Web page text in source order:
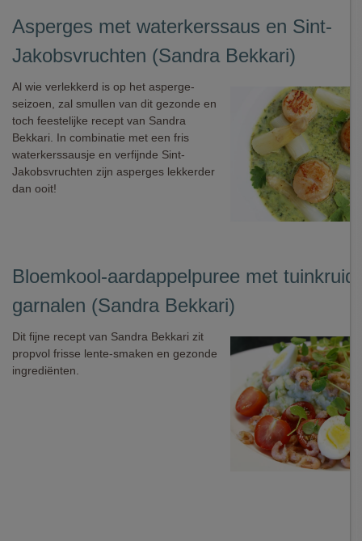
Asperges met waterkerssaus en Sint-
Jakobsvruchten (Sandra Bekkari)
Al wie verlekkerd is op het asperge-
seizoen, zal smullen van dit gezonde en
toch feestelijke recept van Sandra
Bekkari. In combinatie met een fris
waterkerssausje en verfijnde Sint-
Jakobsvruchten zijn asperges lekkerder
dan ooit!
Bloemkool-aardappelpuree met
garnalen (Sandra Bekkari)
Dit fijne recept van Sandra Bekkari zit
propvol frisse lente-smaken en gezonde
ingrediënten.